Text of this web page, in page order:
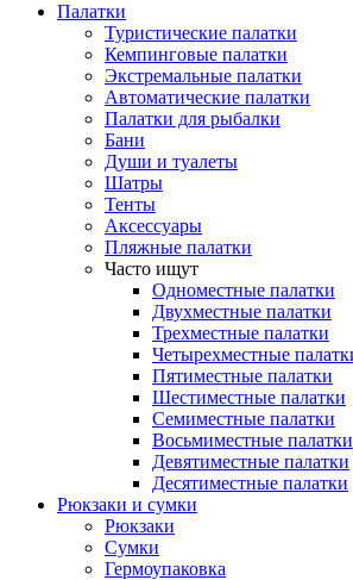
Палатки
Туристические палатки
Кемпинговые палатки
Экстремальные палатки
Автоматические палатки
Палатки для рыбалки
Бани
Души и туалеты
Шатры
Тенты
Аксессуары
Пляжные палатки
Часто ищут
Одноместные палатки
Двухместные палатки
Трехместные палатки
Четырехместные
Пятиместные палатки
Шестиместные палатки
Семиместные палатки
Восьмиместные палатки
Девятиместные палатки
Десятиместные палатки
Рюкзаки и сумки
Рюкзаки
Сумки
Гермоупаковка